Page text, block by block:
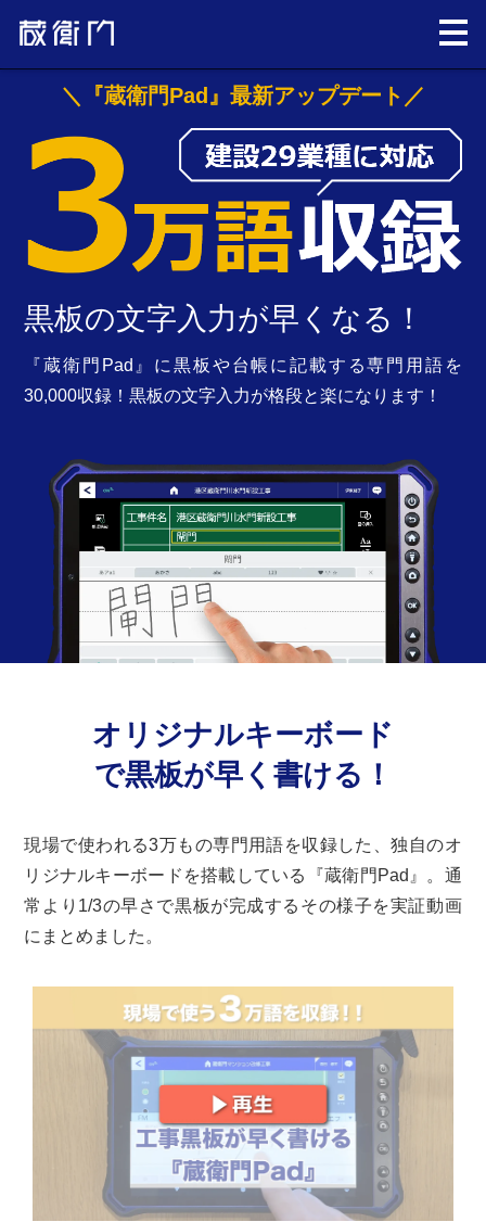
＼『蔵衛門Pad』最新アップデート／
黒板の文字入力が早くなる！
『蔵衛門Pad』に黒板や台帳に記載する専門用語を
30,000収録！黒板の文字入力が格段と楽になります！
オリジナルキーボード
で黒板が早く書ける！
現場で使われる3万もの専門用語を収録した、独自のオ
リジナルキーボードを搭載している『蔵衛門Pad』。通
常より1/3の早さで黒板が完成するその様子を実証動画
にまとめました。